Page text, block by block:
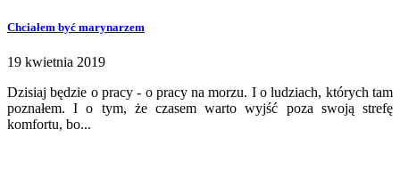
Chciałem być marynarzem
19 kwietnia 2019
Dzisiaj będzie o pracy - o pracy na morzu. I o ludziach, których tam
poznałem. I o tym, że czasem warto wyjść poza swoją strefę
komfortu, bo...